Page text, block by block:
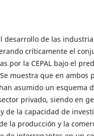
desarrollo de las
críticamente el
por la CEPAL bajo el
muestra que en ambos
asumido un esquema
privado, siendo en
de la capacidad de
la producción y la